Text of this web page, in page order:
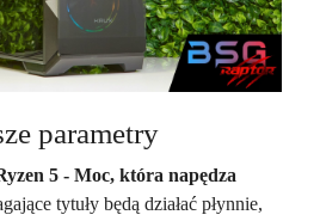
parametry
5 - Moc, która napędza
tytuły będą działać płynnie,